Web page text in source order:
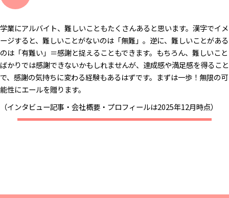
学業にアルバイト、難しいこともたくさんあると思います。漢字でイメ
ージすると、難しいことがないのは「無難」。逆に、難しいことがある
のは「有難い」＝感謝と捉えることもできます。もちろん、難しいこと
ばかりでは感謝できないかもしれませんが、達成感や満足感を得ること
で、感謝の気持ちに変わる経験もあるはずです。まずは一歩！無限の可
能性にエールを贈ります。
（インタビュー記事・会社概要・プロフィールは2025年12月時点）